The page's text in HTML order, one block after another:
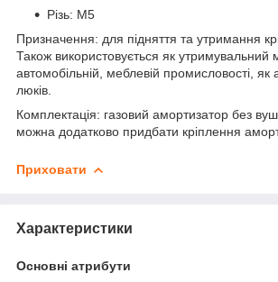
Різь: M5
Призначення: для підняття та утримання
Також використовується як утримувальний
автомобільній, меблевій промисловості, як
люків.
Комплектація: газовий амортизатор без
можна додатково придбати кріплення
Приховати
Характеристики
Основні атрибути